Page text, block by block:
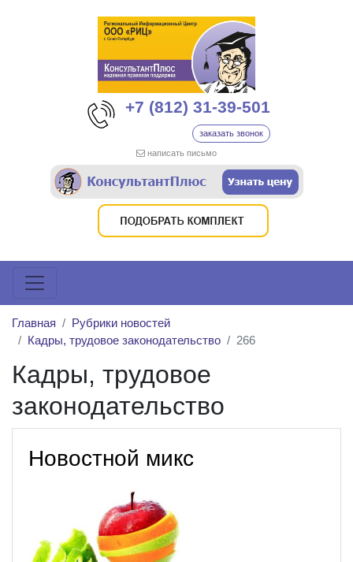
+7 (812) 31-39-501
заказать звонок
написать письмо
Главная
Рубрики новостей
Кадры, трудовое законодательство
266
Кадры, трудовое
законодательство
Новостной микс